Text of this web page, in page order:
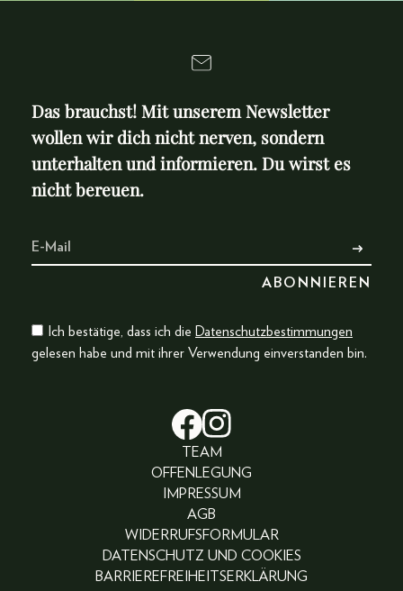
Das brauchst! Mit unserem Newsletter
wollen wir dich nicht nerven, sondern
unterhalten und informieren. Du wirst es
nicht bereuen.
Ich bestätige, dass ich die Datenschutzbestimmungen
gelesen habe und mit ihrer Verwendung einverstanden bin.
TEAM
OFFENLEGUNG
IMPRESSUM
AGB
WIDERRUFSFORMULAR
DATENSCHUTZ UND COOKIES
BARRIEREFREIHEITSERKLÄRUNG